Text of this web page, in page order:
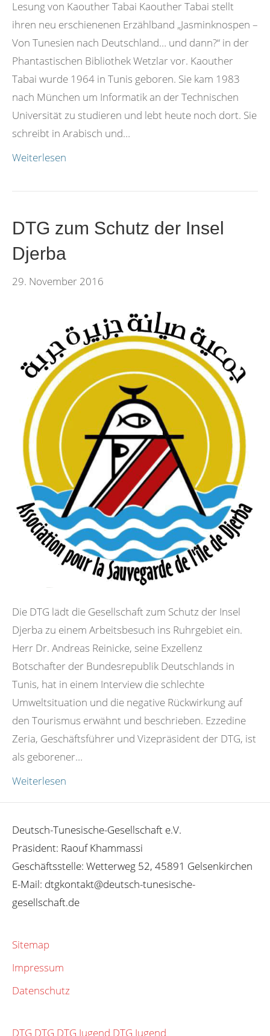
Lesung von Kaouther Tabai Kaouther Tabai stellt
ihren neu erschienenen Erzählband „Jasminknospen –
Von Tunesien nach Deutschland… und dann?“ in der
Phantastischen Bibliothek Wetzlar vor. Kaouther
Tabai wurde 1964 in Tunis geboren. Sie kam 1983
nach München um Informatik an der Technischen
Universität zu studieren und lebt heute noch dort. Sie
schreibt in Arabisch und…
Weiterlesen
DTG zum Schutz der Insel
Djerba
29. November 2016
Die DTG lädt die Gesellschaft zum Schutz der Insel
Djerba zu einem Arbeitsbesuch ins Ruhrgebiet ein.
Herr Dr. Andreas Reinicke, seine Exzellenz
Botschafter der Bundesrepublik Deutschlands in
Tunis, hat in einem Interview die schlechte
Umweltsituation und die negative Rückwirkung auf
den Tourismus erwähnt und beschrieben. Ezzedine
Zeria, Geschäftsführer und Vizepräsident der DTG, ist
als geborener…
Weiterlesen
Deutsch-Tunesische-Gesellschaft e.V.
Präsident: Raouf Khammassi
Geschäftsstelle: Wetterweg 52, 45891 Gelsenkirchen
E-Mail: dtgkontakt@deutsch-tunesische-
gesellschaft.de
Sitemap
Impressum
Datenschutz
DTG DTG DTG Jugend DTG Jugend